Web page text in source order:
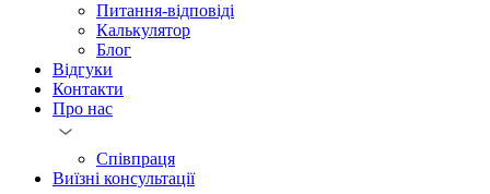
Питання-відповіді
Калькулятор
Блог
Відгуки
Контакти
Про нас
Співпраця
Виїзні консультації